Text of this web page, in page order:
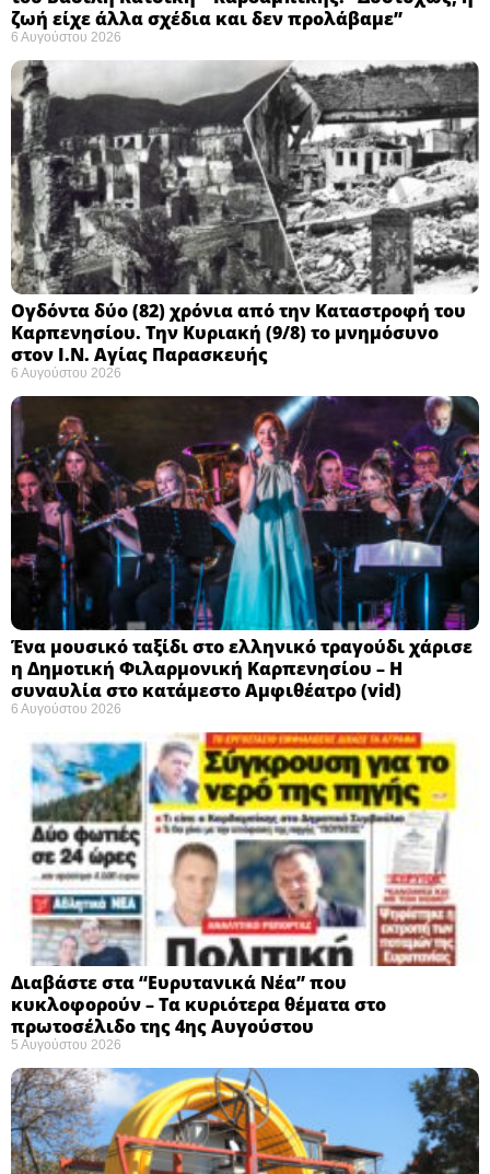
ζωή είχε άλλα σχέδια και δεν προλάβαμε”
6 Αυγούστου 2026
Ογδόντα δύο (82) χρόνια από την Καταστροφή του
Καρπενησίου. Την Κυριακή (9/8) το μνημόσυνο
στον Ι.Ν. Αγίας Παρασκευής
6 Αυγούστου 2026
Ένα μουσικό ταξίδι στο ελληνικό τραγούδι χάρισε
η Δημοτική Φιλαρμονική Καρπενησίου – Η
συναυλία στο κατάμεστο Αμφιθέατρο (vid)
6 Αυγούστου 2026
Διαβάστε στα “Ευρυτανικά Νέα” που
κυκλοφορούν – Τα κυριότερα θέματα στο
πρωτοσέλιδο της 4ης Αυγούστου
5 Αυγούστου 2026